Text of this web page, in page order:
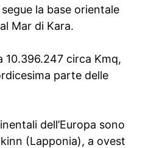
la base orientale
Mar di Kara.
10.396.247 circa Kmq,
parte delle
dell’Europa sono
(Lapponia), a ovest